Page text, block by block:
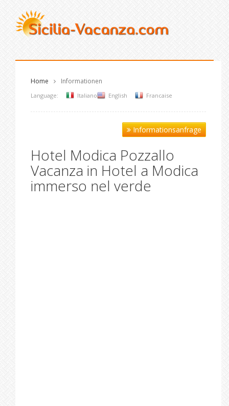
Home Informationen
Language: Italiano English Francaise
Informationsanfrage
Hotel Modica Pozzallo
Vacanza in Hotel a Modica
immerso nel verde